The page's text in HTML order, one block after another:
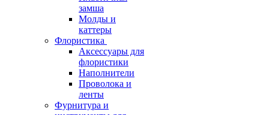
замша
Молды и
каттеры
Флористика
Аксессуары для
флористики
Наполнители
Проволока и
ленты
Фурнитура и